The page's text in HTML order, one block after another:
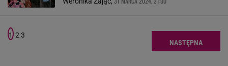
1 2 3
NASTĘPNA